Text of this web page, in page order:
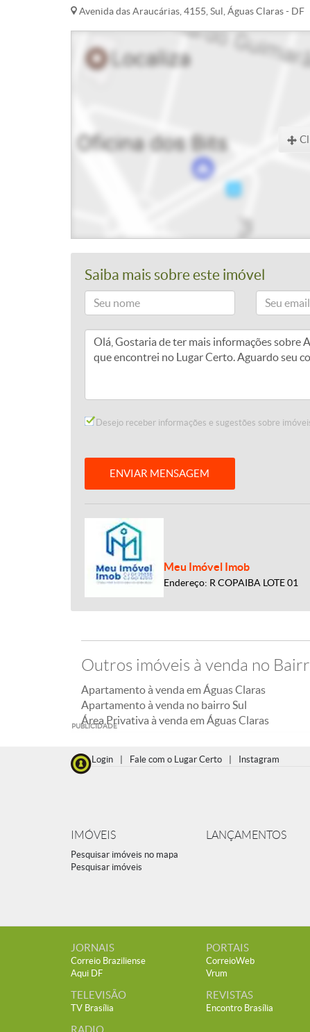
Avenida das Araucárias, 4155, Sul, Águas Claras - DF
Saiba mais sobre este imóvel
Desejo receber informações e sugestões sobre
ENVIAR MENSAGEM
Meu Imóvel Imob
Endereço: R COPAIBA LOTE 01
Outros imóveis à venda no
Apartamento à venda em Águas Claras
Apartamento à venda no bairro Sul
Área Privativa à venda em Águas Claras
PUBLICIDADE
Login Fale com o Lugar Certo Instagram
IMÓVEIS
Pesquisar imóveis no mapa
Pesquisar imóveis
LANÇAMENTOS
JORNAIS
Correio Braziliense
Aqui DF
TELEVISÃO
TV Brasília
RADIO
PORTAIS
CorreioWeb
Vrum
REVISTAS
Encontro Brasília